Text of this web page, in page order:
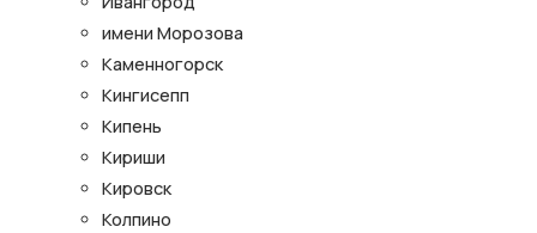
имени Морозова
Каменногорск
Кингисепп
Кипень
Кириши
Кировск
Колпино